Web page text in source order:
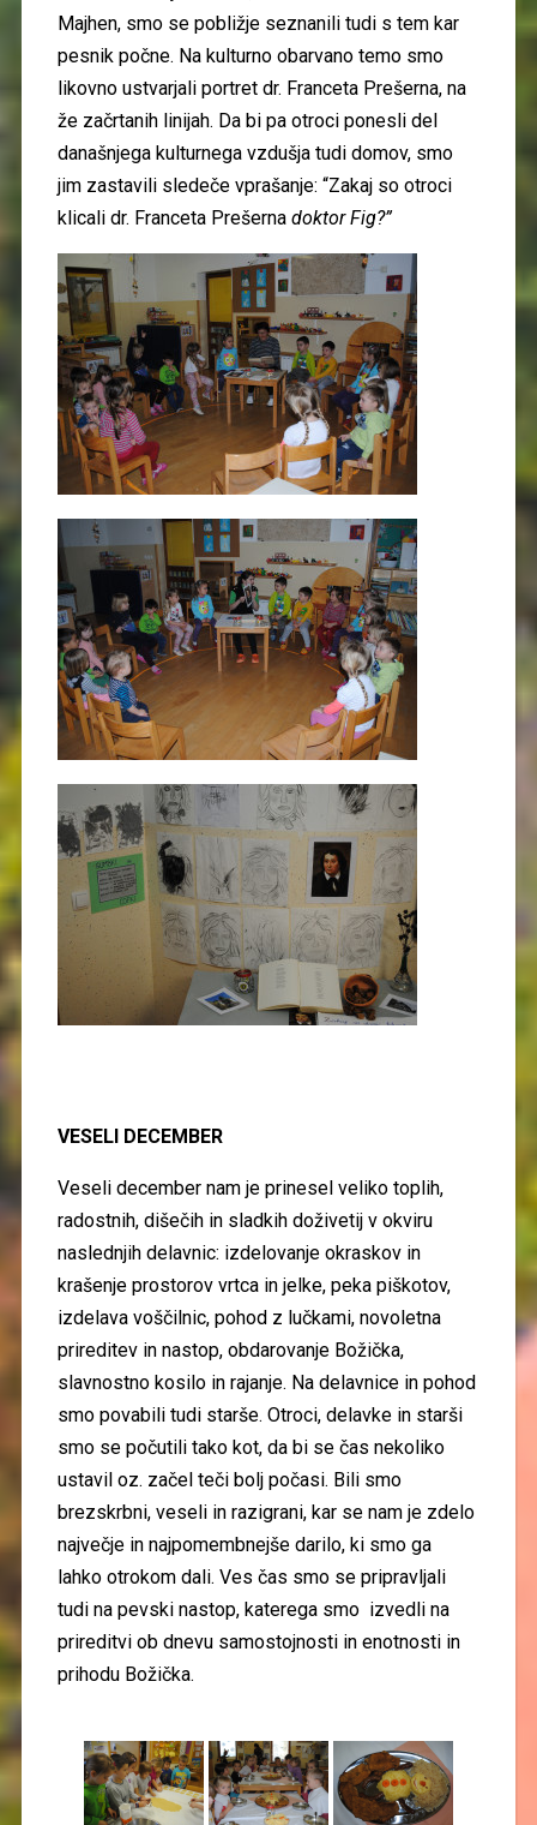
Majhen, smo se pobližje seznanili tudi s tem kar
pesnik počne. Na kulturno obarvano temo smo
likovno ustvarjali portret dr. Franceta Prešerna, na
že začrtanih linijah. Da bi pa otroci ponesli del
današnjega kulturnega vzdušja tudi domov, smo
jim zastavili sledeče vprašanje: “Zakaj so otroci
klicali dr. Franceta Prešernadoktor Fig?”
VESELI DECEMBER
Veseli december nam je prinesel veliko toplih,
radostnih, dišečih in sladkih doživetij v okviru
naslednjih delavnic: izdelovanje okraskov in
krašenje prostorov vrtca in jelke, peka piškotov,
izdelava voščilnic, pohod z lučkami, novoletna
prireditev in nastop, obdarovanje Božička,
slavnostno kosilo in rajanje. Na delavnice in pohod
smo povabili tudi starše. Otroci, delavke in starši
smo se počutili tako kot, da bi se čas nekoliko
ustavil oz. začel teči bolj počasi. Bili smo
brezskrbni, veseli in razigrani, kar se nam je zdelo
največje in najpomembnejše darilo, ki smo ga
lahko otrokom dali. Ves čas smo se pripravljali
tudi na pevski nastop, katerega smo izvedli na
prireditvi ob dnevu samostojnosti in enotnosti in
prihodu Božička.